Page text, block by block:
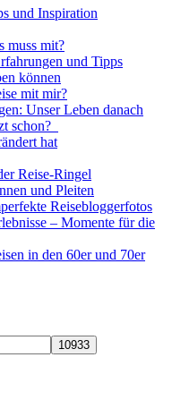
und Inspiration
muss mit?
und Tipps
können
mit mir?
Unser Leben danach
schon?
hat
Reise-Ringel
und Pleiten
Reisebloggerfotos
– Momente für die
in den 60er und 70er